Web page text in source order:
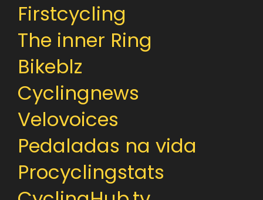
Firstcycling
The inner Ring
Bikeblz
Cyclingnews
Velovoices
Pedaladas na vida
Procyclingstats